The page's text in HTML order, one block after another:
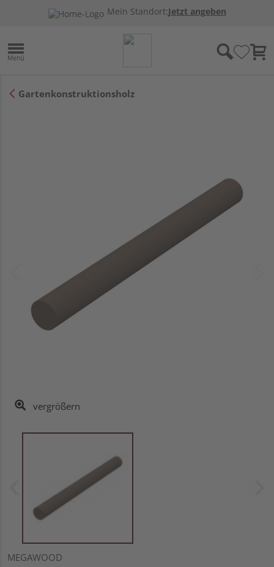
Mein Standort:Jetzt angeben
Gartenkonstruktionsholz
vergrößern
MEGAWOOD